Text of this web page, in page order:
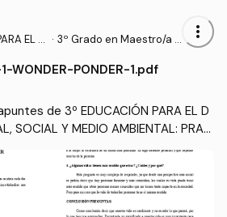
EL D
AMBIEN
· 3º Grado en Maestro/a d
more_vert
WONDER-PONDER-1.pdf
de 3º EDUCACIÓN PARA EL D
SOCIAL Y MEDIO AMBIENTAL: PRAC
1.pdf